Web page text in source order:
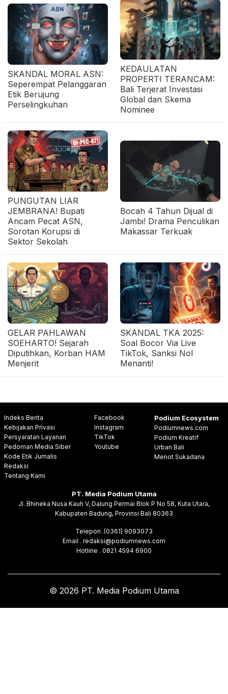
SKANDAL MORAL ASN:
Seperempat Pelanggaran
Etik Berujung
Perselingkuhan
KEDAULATAN
PROPERTI TERANCAM:
Bali Terjerat Investasi
Global dan Skema
Nominee
PUNGUTAN LIAR
JEMBRANA! Bupati
Ancam Pecat ASN,
Sorotan Korupsi di
Sektor Sekolah
Bocah 4 Tahun Dijual di
Jambi! Drama Penculikan
Makassar Terkuak
GELAR PAHLAWAN
SOEHARTO! Sejarah
Diputihkan, Korban HAM
Menjerit
SKANDAL TKA 2025:
Soal Bocor Via Live
TikTok, Sanksi Nol
Menanti!
Indeks Berita
Kebijakan Privasi
Persyaratan Layanan
Pedoman Media Siber
Kode Etik Jurnalis
Redaksi
Tentang Kami
Facebook
Instagram
TikTok
Youtube
Podium Ecosystem
Podiumnews.com
Podium Kreatif
Urban Bali
Menot Sukadana
PT. Media Podium Utama
Jl. Bhineka Nusa Kauh V, Dalung Permai Blok P No 58, Kuta Utara,
Kabupaten Badung, Provinsi Bali 80363
Telepon .(0361) 9093073
Email . redaksi@podiumnews.com
Hotline . 0821 4594 6900
© 2026 PT. Media Podium Utama